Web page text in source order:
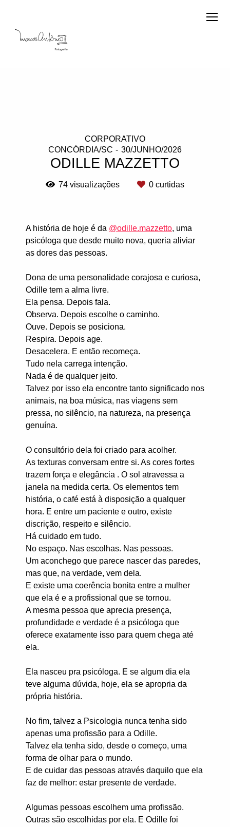
CORPORATIVO
CONCÓRDIA/SC
30/JUNHO/2026
ODILLE MAZZETTO
74 visualizações 0 curtidas
A história de hoje é da @odille.mazzetto, uma
psicóloga que desde muito nova, queria aliviar
as dores das pessoas.
Dona de uma personalidade corajosa e curiosa,
Odille tem a alma livre.
Ela pensa. Depois fala.
Observa. Depois escolhe o caminho.
Ouve. Depois se posiciona.
Respira. Depois age.
Desacelera. E então recomeça.
Tudo nela carrega intenção.
Nada é de qualquer jeito.
Talvez por isso ela encontre tanto significado nos
animais, na boa música, nas viagens sem
pressa, no silêncio, na natureza, na presença
genuína.
O consultório dela foi criado para acolher.
As texturas conversam entre si. As cores fortes
trazem força e elegância . O sol atravessa a
janela na medida certa. Os elementos tem
história, o café está à disposição a qualquer
hora. E entre um paciente e outro, existe
discrição, respeito e silêncio.
Há cuidado em tudo.
No espaço. Nas escolhas. Nas pessoas.
Um aconchego que parece nascer das paredes,
mas que, na verdade, vem dela.
E existe uma coerência bonita entre a mulher
que ela é e a profissional que se tornou.
A mesma pessoa que aprecia presença,
profundidade e verdade é a psicóloga que
oferece exatamente isso para quem chega até
ela.
Ela nasceu pra psicóloga. E se algum dia ela
teve alguma dúvida, hoje, ela se apropria da
própria história.
No fim, talvez a Psicologia nunca tenha sido
apenas uma profissão para a Odille.
Talvez ela tenha sido, desde o começo, uma
forma de olhar para o mundo.
E de cuidar das pessoas através daquilo que ela
faz de melhor: estar presente de verdade.
Algumas pessoas escolhem uma profissão.
Outras são escolhidas por ela. E Odille foi